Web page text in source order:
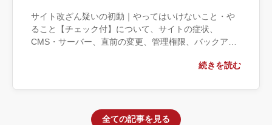
サイト改ざん疑いの初動｜やってはいけないこと・や
ること【チェック付】について、サイトの症状、
CMS・サーバー、直前の変更、管理権限、バックアッ
します。自社で対応できる範囲と外部へ相談する条
物まで具体的に解説します。
続きを読む
全ての記事を見る